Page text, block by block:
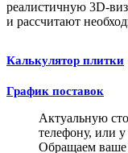
реалистичную 3D-
и рассчитают
Калькулятор плитки
График поставок
Актуальную
телефону, или
Обращаем